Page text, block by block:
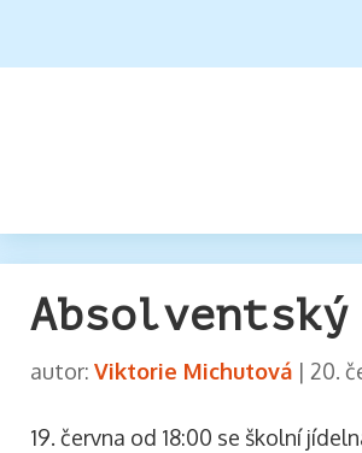
autor: Viktorie Michutová | 20.
19. června od 18:00 se školní